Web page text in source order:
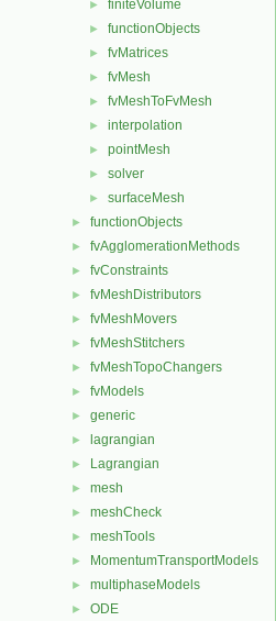
► finiteVolume
► functionObjects
► fvMatrices
► fvMesh
► fvMeshToFvMesh
► interpolation
► pointMesh
► solver
► surfaceMesh
► functionObjects
► fvAgglomerationMethods
► fvConstraints
► fvMeshDistributors
► fvMeshMovers
► fvMeshStitchers
► fvMeshTopoChangers
► fvModels
► generic
► lagrangian
► Lagrangian
► mesh
► meshCheck
► meshTools
► MomentumTransportModels
► multiphaseModels
► ODE